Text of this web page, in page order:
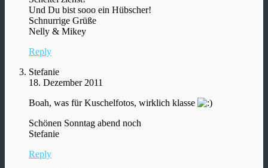
Und Du bist sooo ein Hübscher!
Schnurrige Grüße
Nelly & Mikey
Reply
Stefanie
18. Dezember 2011
Boah, was für Kuschelfotos, wirklich klasse
Schönen Sonntag abend noch
Stefanie
Reply